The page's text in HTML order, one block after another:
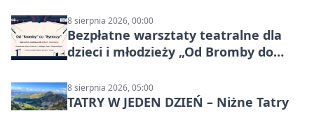
8 sierpnia 2026, 00:00
Bezpłatne warsztaty teatralne dla
dzieci i młodzieży „Od Bromby do
8 sierpnia 2026, 05:00
TATRY W JEDEN DZIEŃ – Niżne Tatry